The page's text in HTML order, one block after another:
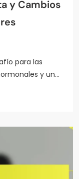
y Cambios
para las
y un…